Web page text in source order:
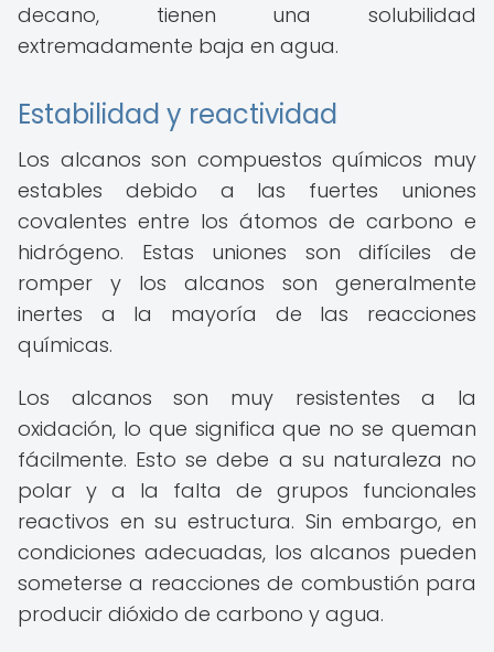
decano, tienen una solubilidad
extremadamente baja en agua.
Estabilidad y reactividad
Los alcanos son compuestos químicos muy
estables debido a las fuertes uniones
covalentes entre los átomos de carbono e
hidrógeno. Estas uniones son difíciles de
romper y los alcanos son generalmente
inertes a la mayoría de las reacciones
químicas.
Los alcanos son muy resistentes a la
oxidación, lo que significa que no se queman
fácilmente. Esto se debe a su naturaleza no
polar y a la falta de grupos funcionales
reactivos en su estructura. Sin embargo, en
condiciones adecuadas, los alcanos pueden
someterse a reacciones de combustión para
producir dióxido de carbono y agua.